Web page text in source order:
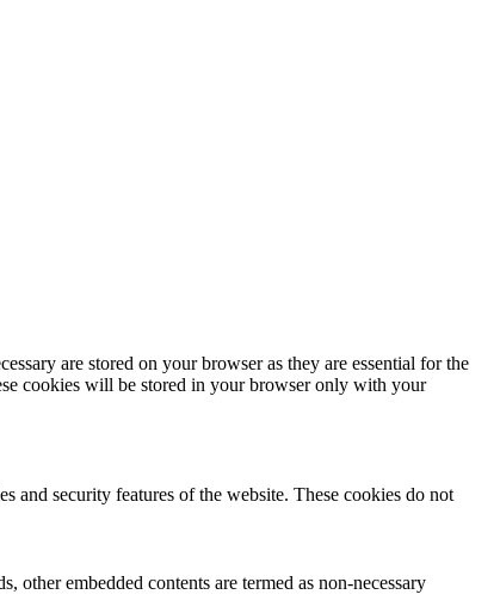
are stored on your browser as they are essential for the
cookies will be stored in your browser only with your
and security features of the website. These cookies do not
embedded contents are termed as non-necessary